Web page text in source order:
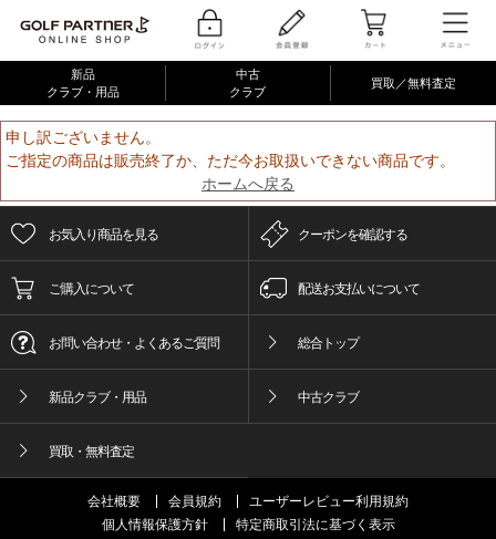
新品
クラブ・用品
中古
クラブ
買取／無料査定
申し訳ございません。
ご指定の商品は販売終了か、ただ今お取扱いできない商品です。
ホームへ戻る
お気入り商品を見る クーポンを確認する
ご購入について 配送お支払いについて
お問い合わせ・よくあるご質問 総合トップ
新品クラブ・用品 中古クラブ
買取・無料査定
会社概要 会員規約
ユーザーレビュー利用規約
個人情報保護方針
特定商取引法に基づく表示